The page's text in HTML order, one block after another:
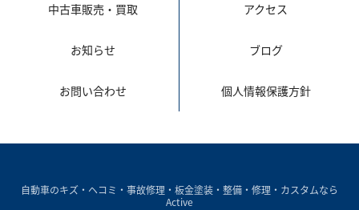
中古車販売・買取 アクセス
お知らせ ブログ
お問い合わせ 個人情報保護方針
自動車のキズ・ヘコミ・事故修理・板金塗装・整備・修理・カスタムなら
Active